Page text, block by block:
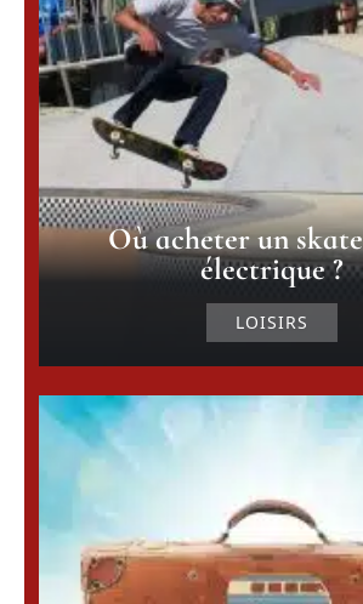
Où acheter un
électrique ?
LOISIRS